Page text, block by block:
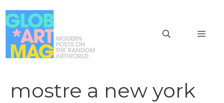
al
contenuto
mostre a new york